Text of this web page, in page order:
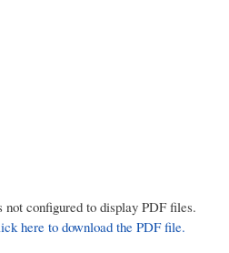
not configured to display PDF files.
here to download the PDF file.